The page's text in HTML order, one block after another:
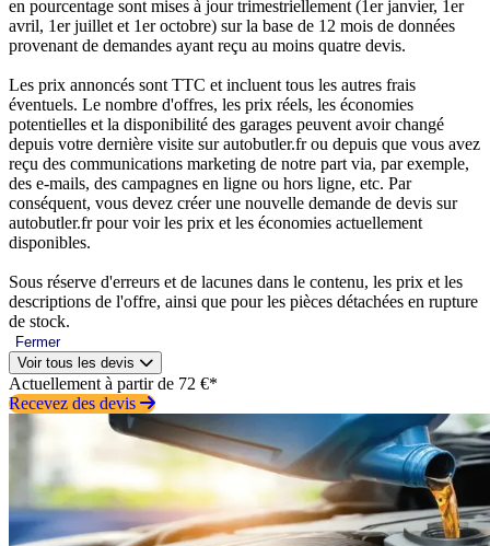
en pourcentage sont mises à jour trimestriellement (1er janvier, 1er
avril, 1er juillet et 1er octobre) sur la base de 12 mois de données
provenant de demandes ayant reçu au moins quatre devis.
Les prix annoncés sont TTC et incluent tous les autres frais
éventuels. Le nombre d'offres, les prix réels, les économies
potentielles et la disponibilité des garages peuvent avoir changé
depuis votre dernière visite sur autobutler.fr ou depuis que vous avez
reçu des communications marketing de notre part via, par exemple,
des e-mails, des campagnes en ligne ou hors ligne, etc. Par
conséquent, vous devez créer une nouvelle demande de devis sur
autobutler.fr pour voir les prix et les économies actuellement
disponibles.
Sous réserve d'erreurs et de lacunes dans le contenu, les prix et les
descriptions de l'offre, ainsi que pour les pièces détachées en rupture
de stock.
Fermer
Voir tous les devis
Actuellement à partir de 72 €*
Recevez des devis